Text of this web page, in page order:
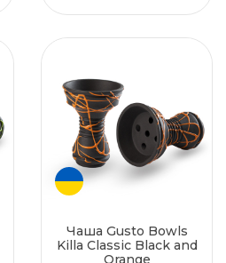
Чаша Gusto Bowls
Killa Classic Black and